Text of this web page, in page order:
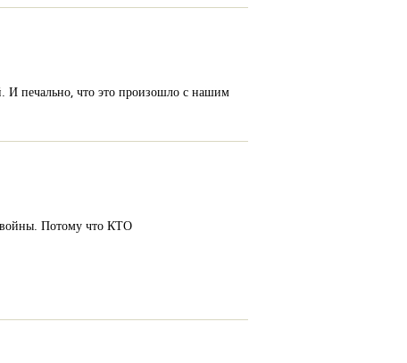
И печально, что это произошло с нашим
войны. Потому что КТО